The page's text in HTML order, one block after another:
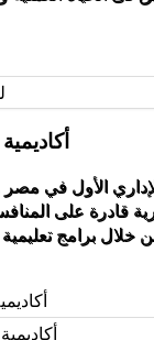
قادرة على